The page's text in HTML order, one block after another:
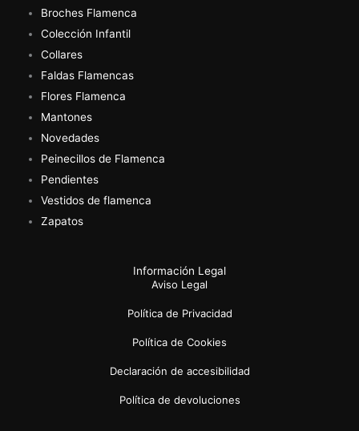
Broches Flamenca
Colección Infantil
Collares
Faldas Flamencas
Flores Flamenca
Mantones
Novedades
Peinecillos de Flamenca
Pendientes
Vestidos de flamenca
Zapatos
Información Legal
Aviso Legal
Política de Privacidad
Política de Cookies
Declaración de accesibilidad
Política de devoluciones